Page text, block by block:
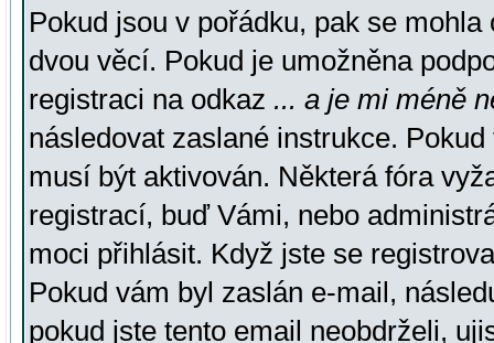
Pokud jsou v pořádku, pak se
dvou věcí. Pokud je umožněna
registraci na odkaz ... a je mi méně
následovat zaslané instrukce.
musí být aktivován. Některá fóra
registrací, buď Vámi, nebo
moci přihlásit. Když jste se
Pokud vám byl zaslán e-mail,
pokud jste tento email neobdrželi,